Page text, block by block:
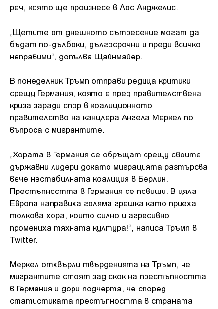
реч, която ще произнесе в Лос Анджелис.
„Щетите от днешното сътресение могат да
бъдат по-дълбоки, дългосрочни и преди всичко
неправими“, допълва Щайнмайер.
В понеделник Тръмп отправи редица критики
срещу Германия, която е пред правителствена
криза заради спор в коалиционното
правителство на канцлера Ангела Меркел по
въпроса с мигрантите.
„Хората в Германия се обръщат срещу своите
държавни лидери докато миграцията разтърсва
вече нестабилната коалиция в Берлин.
Престъпността в Германия се повиши. В цяла
Европа направиха голяма грешка като приеха
толкова хора, които силно и агресивно
промениха тяхната култура!“, написа Тръмп в
Twitter.
Меркел отхвърли твърденията на Тръмп, че
мигрантите стоят зад скок на престъпността
в Германия и дори подчерта, че според
статистиката престъпността в страната